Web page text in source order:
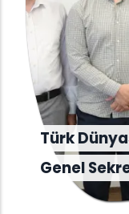
Türk
Genel